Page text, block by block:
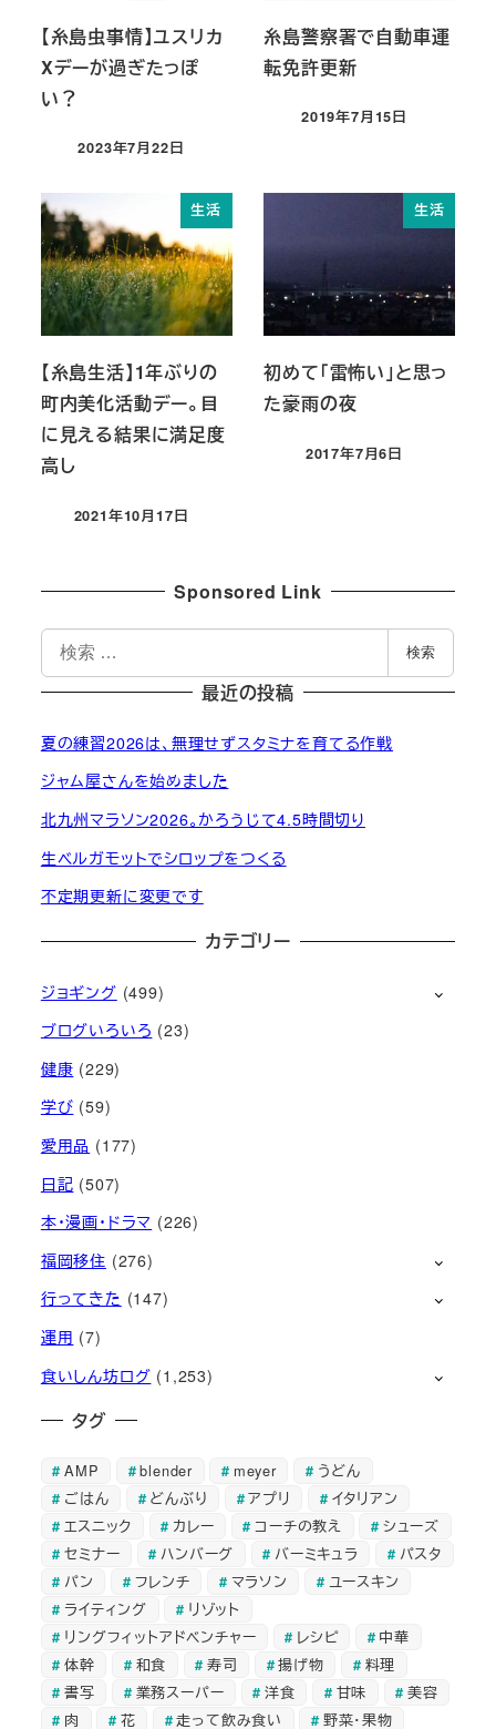
【糸島虫事情】ユスリカ
Xデーが過ぎたっぽ
い？
投稿日
2023年7月22日
糸島警察署で自動車運
転免許更新
投稿日
2019年7月15日
生活
【糸島生活】1年ぶりの
町内美化活動デー。目
に見える結果に満足度
高し
投稿日
2021年10月17日
生活
初めて「雷怖い」と思っ
た豪雨の夜
投稿日
2017年7月6日
Sponsored Link
検
索
検索
最近の投稿
夏の練習2026は、無理せずスタミナを育てる作戦
ジャム屋さんを始めました
北九州マラソン2026。かろうじて4.5時間切り
生ベルガモットでシロップをつくる
不定期更新に変更です
カテゴリー
ジョギング (499)
ブログいろいろ (23)
健康 (229)
学び (59)
愛用品 (177)
日記 (507)
本・漫画・ドラマ (226)
福岡移住 (276)
行ってきた (147)
運用 (7)
食いしん坊ログ (1,253)
タグ
AMP blender meyer
うどん
ごはん
どんぶり アプリ
イタリアン
エスニック
カレー コーチの教え
シューズ
セミナー
ハンバーグ バーミキュラ
パスタ
パン
フレンチ マラソン
ユースキン
ライティング
リゾット
リングフィットアドベンチャー
レシピ
中華
体幹
和食 寿司 揚げ物
料理
書写
業務スーパー 洋食 甘味
美容
肉
花 走って飲み食い 野菜・果物